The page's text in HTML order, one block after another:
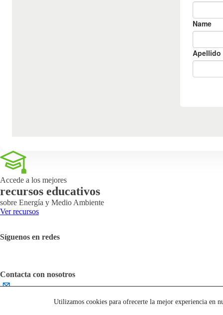
Accede a los mejores
recursos educativos
sobre Energía y Medio Ambiente
Ver recursos
Síguenos en redes
Contacta con nosotros
Utilizamos cookies para ofrecerte la mejor experiencia en